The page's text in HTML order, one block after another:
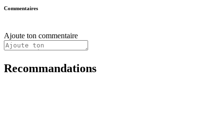
Commentaires
Ajoute ton commentaire
Recommandations